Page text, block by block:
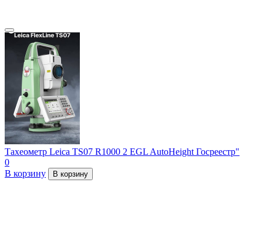
Тахеометр Leica TS07 R1000 2 EGL AutoHeight Госреестр"
0
В корзину
В корзину